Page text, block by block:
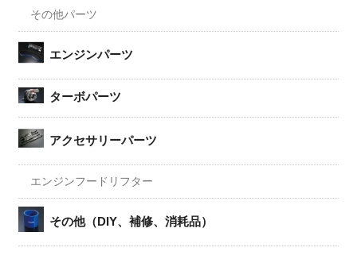
その他パーツ
エンジンパーツ
ターボパーツ
アクセサリーパーツ
エンジンフードリフター
その他（DIY、補修、消耗品）